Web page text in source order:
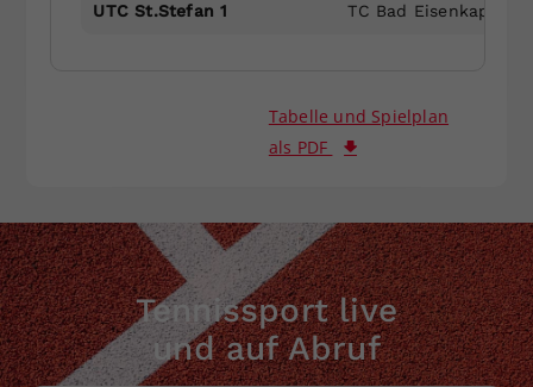
UTC St.Stefan 1 TC Bad Eisenkappel 2
Tabelle und Spielplan
als PDF
Tennissport live
und auf Abruf